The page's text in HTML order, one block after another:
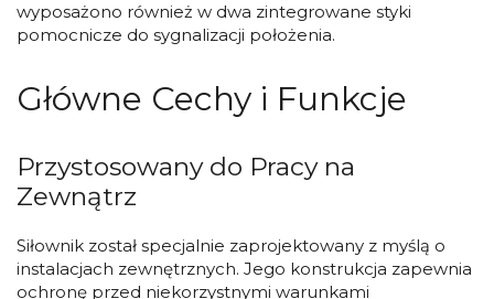
wyposażono również w dwa zintegrowane styki
pomocnicze do sygnalizacji położenia.
Główne Cechy i Funkcje
Przystosowany do Pracy na
Zewnątrz
Siłownik został specjalnie zaprojektowany z myślą o
instalacjach zewnętrznych. Jego konstrukcja zapewnia
ochronę przed niekorzystnymi warunkami